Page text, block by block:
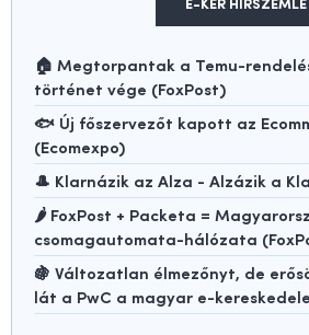
E-KER HÍRSZEMLE
🏠 Megtorpantak a Temu-
történet vége (FoxPost)
🐟 Új főszervezőt kapott az
(Ecomexpo)
🎩 Klarnázik az Alza - Alzázik a
🌶️ FoxPost + Packeta =
csomagautomata-hálózata
🍇 Változatlan élmezőnyt, de
lát a PwC a magyar e-